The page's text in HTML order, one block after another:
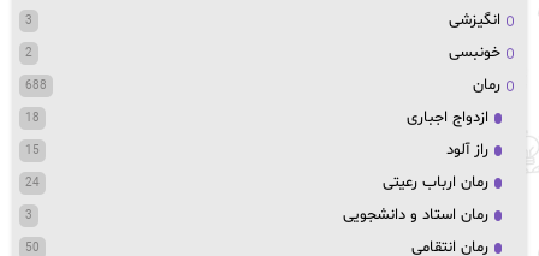
انگیزشی 3
خونبسی 2
رمان 688
ازدواج اجباری 18
راز آلود 15
رمان ارباب رعیتی 24
رمان استاد و دانشجویی 3
رمان انتقامی 50